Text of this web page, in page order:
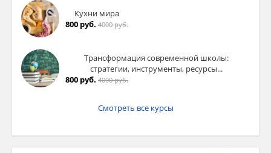
Кухни мира
800 руб. 4000 руб.
Трансформация современной школы:
стратегии, инструменты, ресурсы...
800 руб. 4000 руб.
Смотреть все курсы